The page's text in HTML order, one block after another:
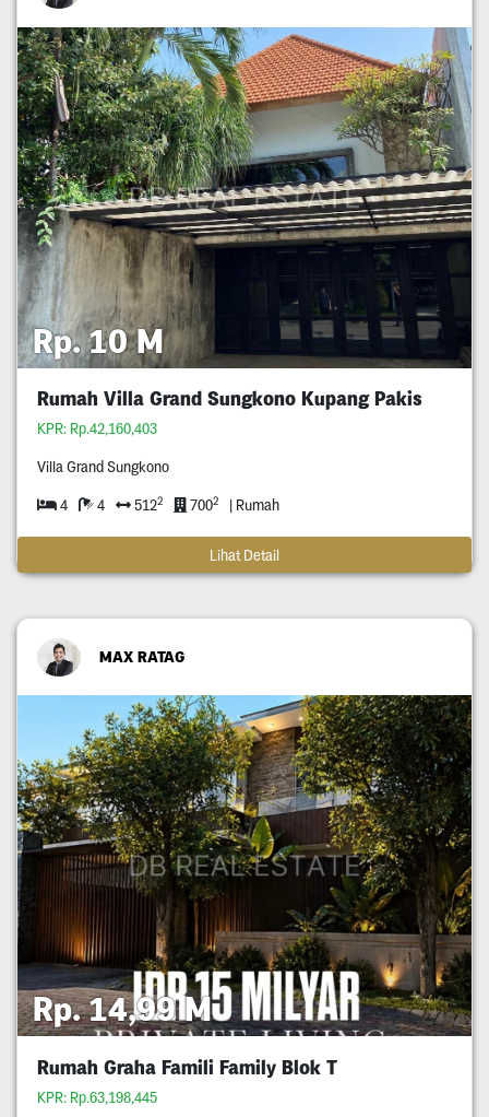
Rp. 10 M
Rumah Villa Grand Sungkono Kupang Pakis
KPR: Rp.42,160,403
Villa Grand Sungkono
4 4 5122 7002 | Rumah
Lihat Detail
MAX RATAG
Rp. 14,99 M
Rumah Graha Famili Family Blok T
KPR: Rp.63,198,445